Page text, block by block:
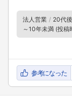
法人営業 20代
～10年未満 (投稿
参考になった